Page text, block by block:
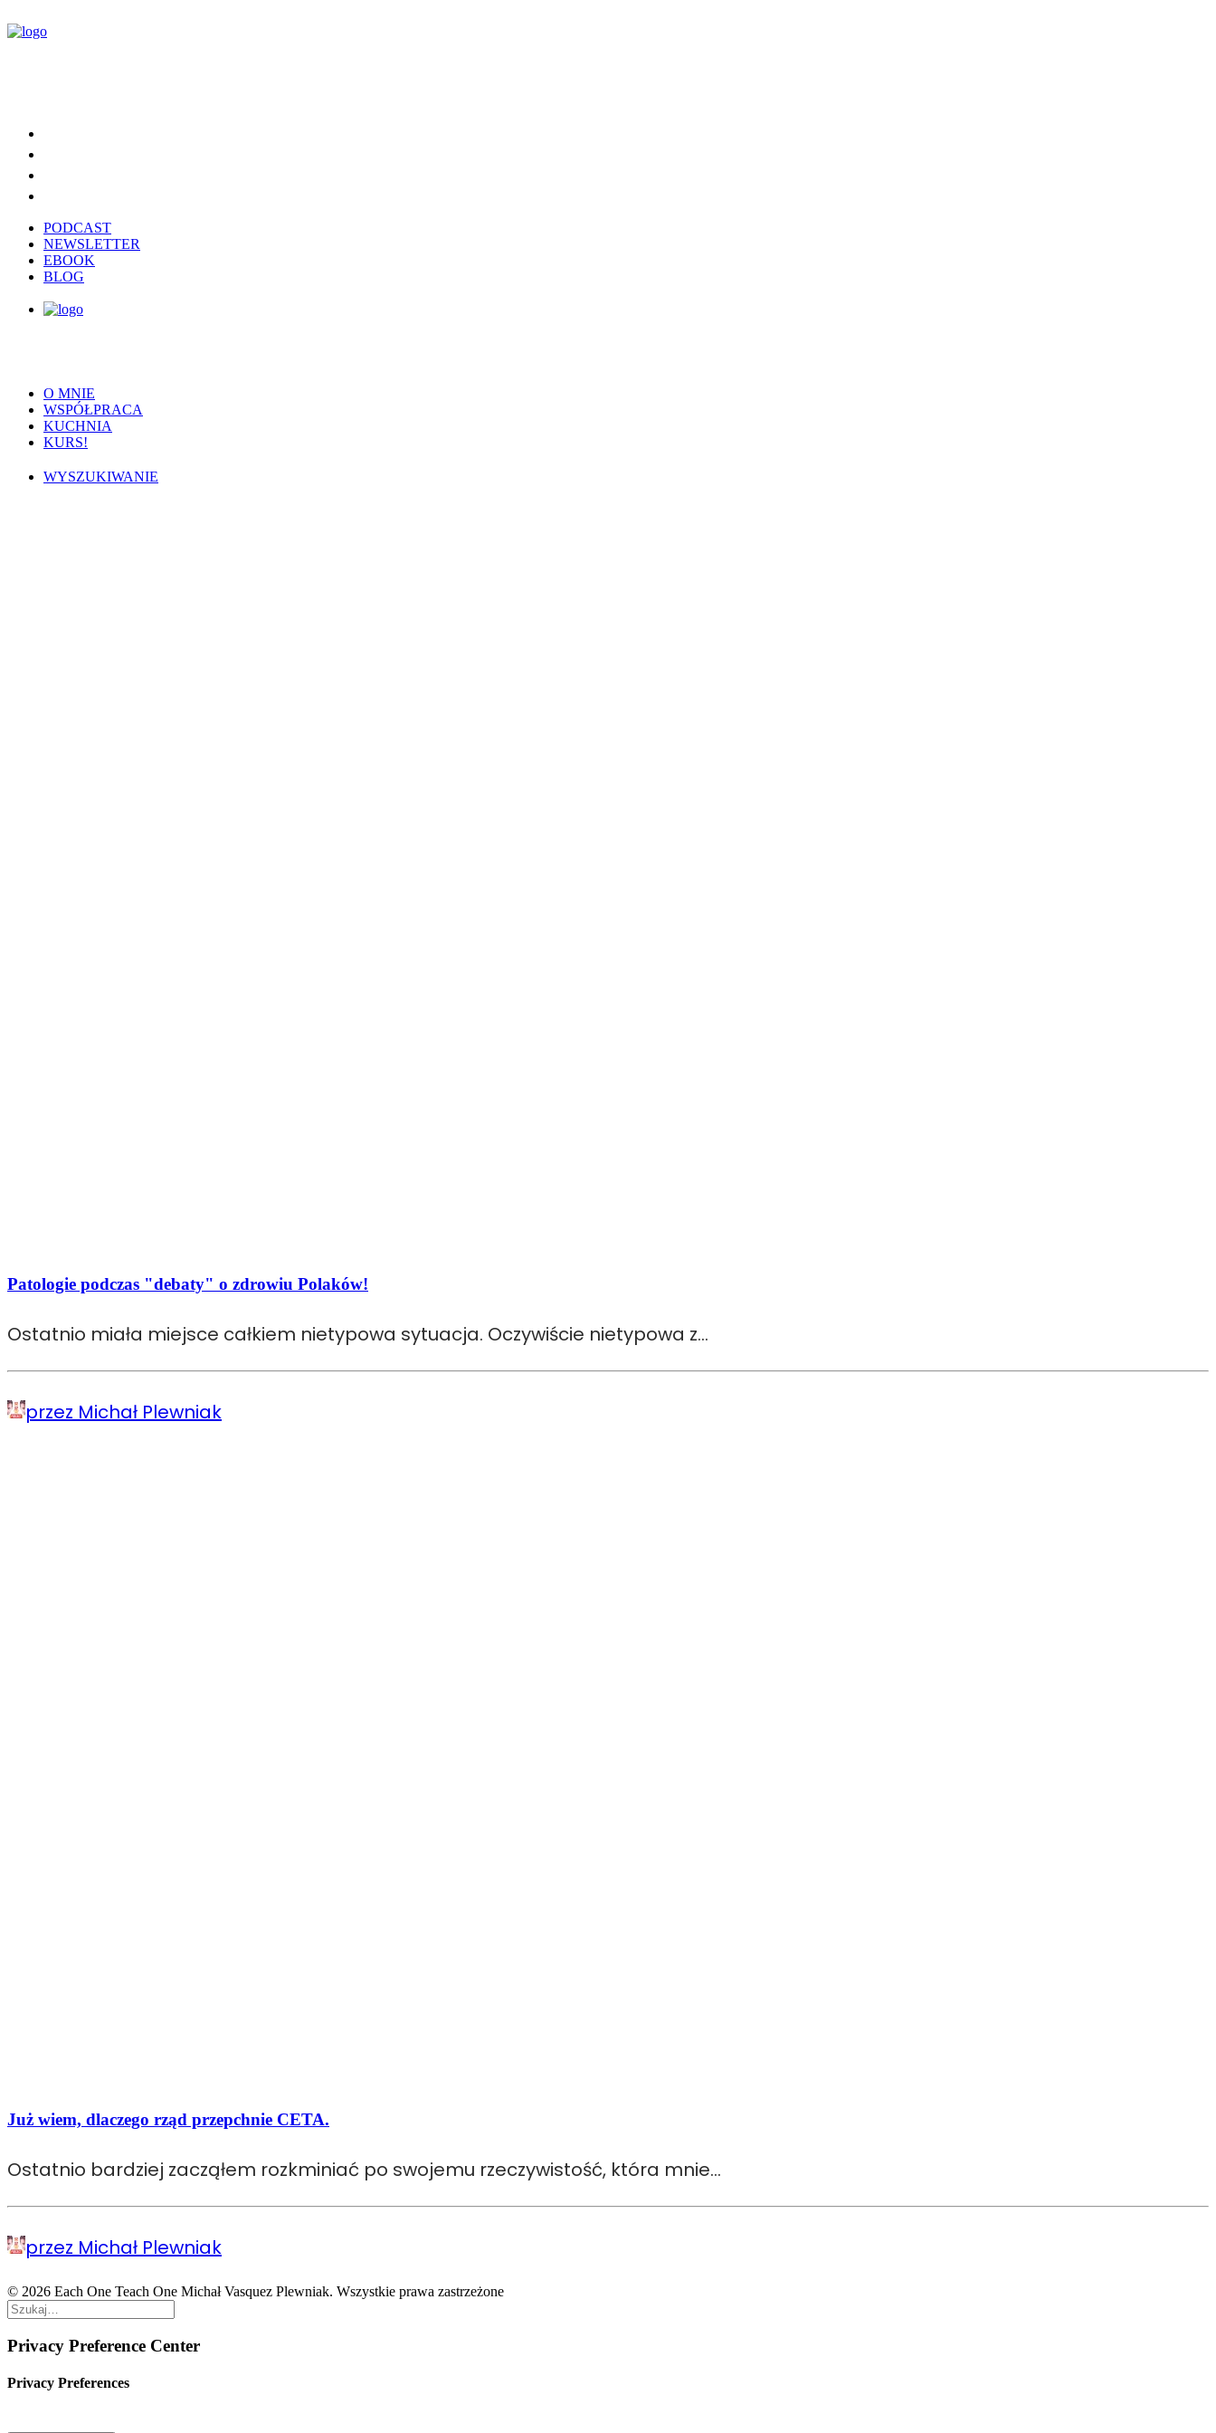
PODCAST
NEWSLETTER
EBOOK
BLOG
O MNIE
WSPÓŁPRACA
KUCHNIA
KURS!
WYSZUKIWANIE
Patologie podczas "debaty" o zdrowiu Polaków!
Ostatnio miała miejsce całkiem nietypowa sytuacja. Oczywiście nietypowa z…
przez Michał Plewniak
Już wiem, dlaczego rząd przepchnie CETA.
Ostatnio bardziej zacząłem rozkminiać po swojemu rzeczywistość, która mnie…
przez Michał Plewniak
© 2026 Each One Teach One Michał Vasquez Plewniak. Wszystkie prawa zastrzeżone
Privacy Preference Center
Privacy Preferences